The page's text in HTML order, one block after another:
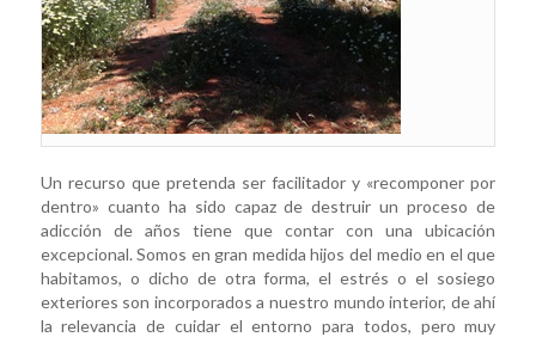
Un recurso que pretenda ser facilitador y «recomponer por
dentro» cuanto ha sido capaz de destruir un proceso de
adicción de años tiene que contar con una ubicación
excepcional. Somos en gran medida hijos del medio en el que
habitamos, o dicho de otra forma, el estrés o el sosiego
exteriores son incorporados a nuestro mundo interior, de ahí
la relevancia de cuidar el entorno para todos, pero muy